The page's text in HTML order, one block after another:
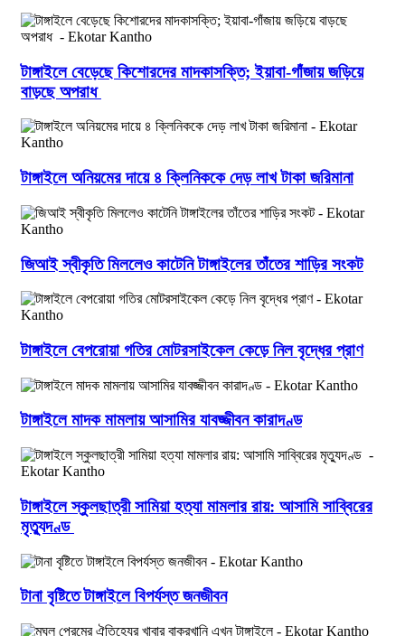
টাঙ্গাইলে বেড়েছে কিশোরদের মাদকাসক্তি; ইয়াবা-গাঁজায় জড়িয়ে
বাড়ছে অপরাধ
টাঙ্গাইলে অনিয়মের দায়ে ৪ ক্লিনিককে দেড় লাখ টাকা জরিমানা
জিআই স্বীকৃতি মিললেও কাটেনি টাঙ্গাইলের তাঁতের শাড়ির সংকট
টাঙ্গাইলে বেপরোয়া গতির মোটরসাইকেল কেড়ে নিল বৃদ্ধের প্রাণ
টাঙ্গাইলে মাদক মামলায় আসামির যাবজ্জীবন কারাদণ্ড
টাঙ্গাইলে স্কুলছাত্রী সামিয়া হত্যা মামলার রায়: আসামি সাব্বিরের
মৃত্যুদণ্ড
টানা বৃষ্টিতে টাঙ্গাইলে বিপর্যস্ত জনজীবন